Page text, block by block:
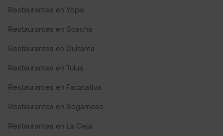
Restaurantes en Yopal
Restaurantes en Soacha
Restaurantes en Duitama
Restaurantes en Tulua
Restaurantes en Facatativa
Restaurantes en Sogamoso
Restaurantes en La Ceja